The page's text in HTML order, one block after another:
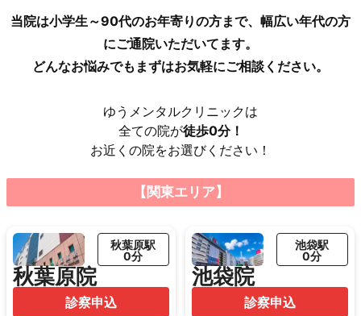
当院は小学生～90代のお年寄りの方まで、幅広い年代の方
にご通院いただいてます。
どんなお悩みでもまずはお気軽にご相談ください。
ゆうメンタルクリニックは
全ての院が徒歩0分！
お近くの院をお選びください！
【関東エリア】
秋葉原院
秋葉原駅
0分
診察申込
池袋院
池袋駅
0分
診察申込